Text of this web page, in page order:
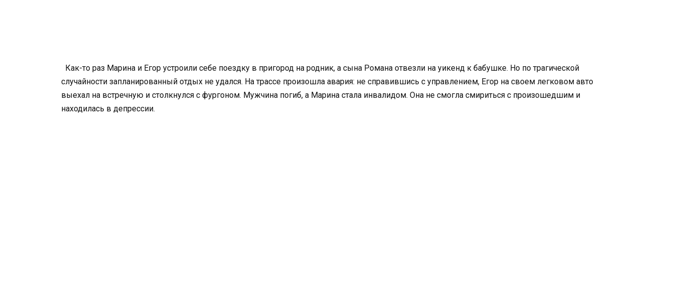
Как-то раз Марина и Егор устроили себе поездку в пригород на родник, а сына Романа отвезли на уикенд к бабушке. Но по трагической
случайности запланированный отдых не удался. На трассе произошла авария: не справившись с управлением, Егор на своем легковом авто
выехал на встречную и столкнулся с фургоном. Мужчина погиб, а Марина стала инвалидом. Она не смогла смириться с произошедшим и
находилась в депрессии.